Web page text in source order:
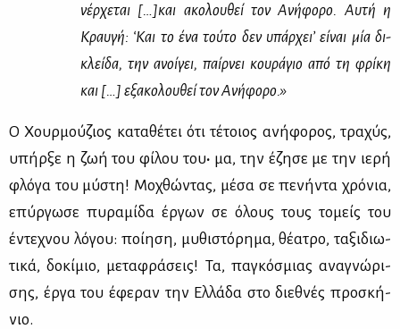
νέρ­χε­ται […]και ακο­λου­θεί τον Ανή­φο­ρο. Αυ­τή η
Κραυ­γή: ‘Και το ένα τού­το δεν υπάρ­χει’ εί­ναι μία δι­
κλεί­δα, την ανοί­γει, παίρ­νει κου­ρά­γιο από τη φρί­κη
και […] εξα­κο­λου­θεί τον Ανή­φο­ρο.»
Ο Χουρ­μού­ζιος κα­τα­θέ­τει ότι τέ­τοιος ανή­φο­ρος, τρα­χύς,
υπήρ­ξε η ζωή του φί­λου του· μα, την έζη­σε με την ιε­ρή
φλό­γα του μύ­στη! Μο­χθώ­ντας, μέ­σα σε πε­νή­ντα χρό­νια,
επύρ­γω­σε πυ­ρα­μί­δα έρ­γων σε όλους τους το­μείς του
έντε­χνου λό­γου: ποί­η­ση, μυ­θι­στό­ρη­μα, θέ­α­τρο, τα­ξι­διω­
τι­κά, δο­κί­μιο, με­τα­φρά­σεις! Τα, πα­γκό­σμιας ανα­γνώ­ρι­
σης, έρ­γα του έφε­ραν την Ελ­λά­δα στο διε­θνές προ­σκή­
νιο.